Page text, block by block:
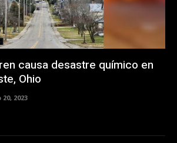
causa desastre químico en
Ohio
2023